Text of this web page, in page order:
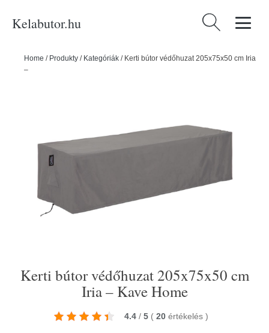
Kelabutor.hu Keresés:
Home / Produkty / Kategóriák / Kerti bútor védőhuzat 205x75x50 cm Iria
– Kave Home
Kerti bútor védőhuzat 205x75x50 cm
Iria – Kave Home
4.4 / 5 ( 20 értékelés )